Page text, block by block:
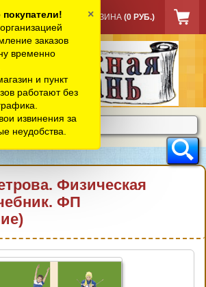
КОРЗИНА (0 РУБ.)
Физическая
ФП
заказов
временно
и пункт
работают без
извинения за
неудобства.
×